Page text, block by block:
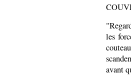
les
avant